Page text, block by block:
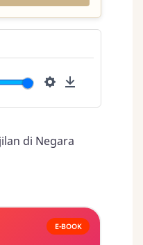
di Negara
E-BOOK